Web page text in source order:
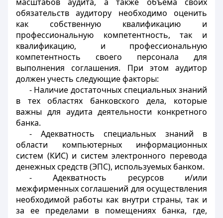
обязательств аудитору необходимо оценить
как собственную квалификацию и
профессиональную компетентность, так и
квалификацию, и профессиональную
компетентность своего персонала для
выполнения соглашения. При этом аудитор
должен учесть следующие факторы:
- Наличие достаточных специальных знаний
в тех областях банковского дела, которые
важны для аудита деятельности конкретного
банка.
- Адекватность специальных знаний в
области компьютерных информационных
систем (КИС) и систем электронного перевода
денежных средств (ЭПС), используемых банком.
- Адекватность ресурсов и/или
межфирменных соглашений для осуществления
необходимой работы как внутри страны, так и
за ее пределами в помещениях банка, где,